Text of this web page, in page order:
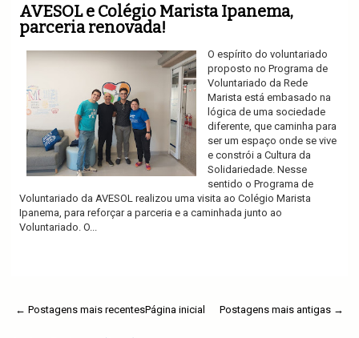
AVESOL e Colégio Marista Ipanema,
parceria renovada!
O espírito do voluntariado
proposto no Programa de
Voluntariado da Rede
Marista está embasado na
lógica de uma sociedade
diferente, que caminha para
ser um espaço onde se vive
e constrói a Cultura da
Solidariedade. Nesse
sentido o Programa de
Voluntariado da AVESOL realizou uma visita ao Colégio Marista
Ipanema, para reforçar a parceria e a caminhada junto ao
Voluntariado. O...
← Postagens mais recentes Postagens mais antigas →
Página inicial